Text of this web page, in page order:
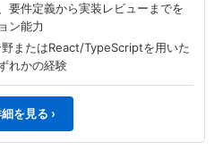
要件定義から実装レビューまでを
ン能力
またはReact/TypeScriptを用いた
れかの経験
を見る ›